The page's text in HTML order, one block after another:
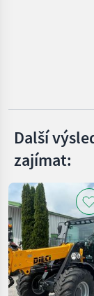
Dieci
Zobrazit
všech
33
MARKETPLACE
Marketplace
Další
zajímat: